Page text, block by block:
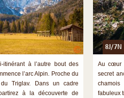
©
itinérant à l’autre bout des
l’arc Alpin. Proche du
Triglav. Dans un cadre
à la découverte de
8J/7N
Au cœur
secret
fabuleux